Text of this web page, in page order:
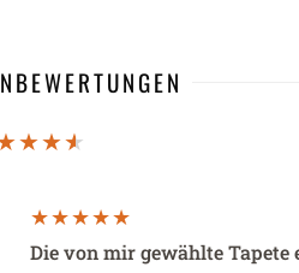
Die von mir gewählte